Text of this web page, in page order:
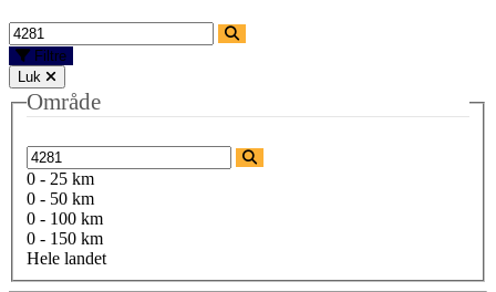
Filtre
Luk
Område
0 - 25 km
0 - 50 km
0 - 100 km
0 - 150 km
Hele landet